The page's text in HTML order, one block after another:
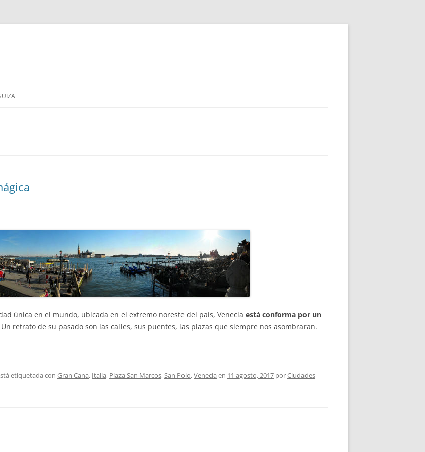
única en el mundo, ubicada en el extremo noreste del país, Venecia está conforma por un
retrato de su pasado son las calles, sus puentes, las plazas que siempre nos asombraran.
etiquetada con Gran Cana, Italia, Plaza San Marcos,San Polo,Venecia en 11 agosto, 2017 porCiudades